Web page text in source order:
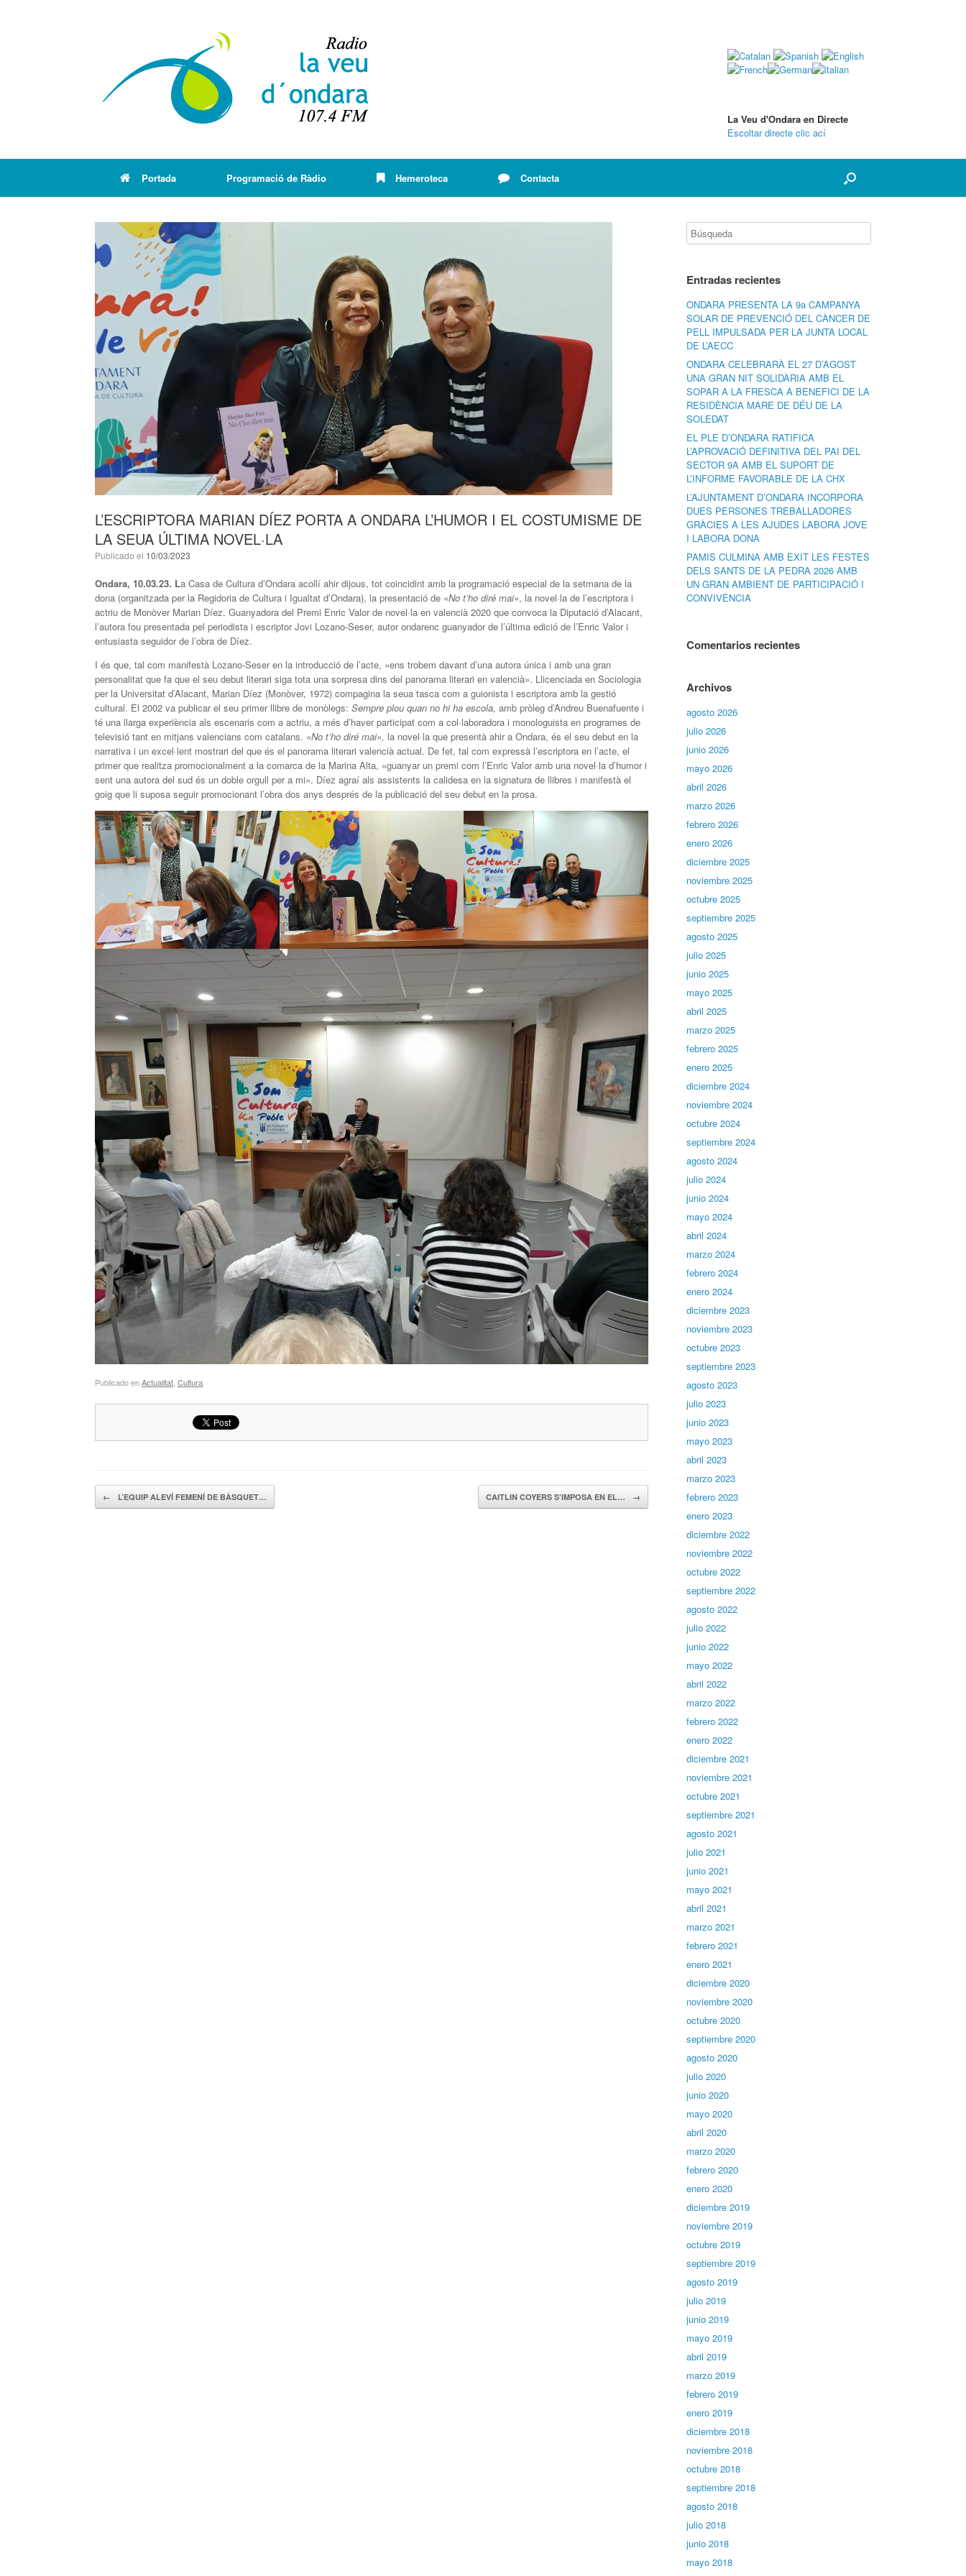
La Veu d'Ondara en Directe
Escoltar directe clic ací
Portada Programació de Ràdio Hemeroteca Contacta
L’ESCRIPTORA MARIAN DÍEZ PORTA A ONDARA L’HUMOR I EL COSTUMISME DE
LA SEUA ÚLTIMA NOVEL·LA
Publicado el 10/03/2023
Ondara, 10.03.23. La Casa de Cultura d’Ondara acollí ahir dijous, tot coincidint amb la programació especial de la setmana de la
dona (organitzada per la Regidoria de Cultura i Igualtat d’Ondara), la presentació de «No t’ho diré mai», la novel·la de l’escriptora i
actriu de Monòver Marian Díez. Guanyadora del Premi Enric Valor de novel·la en valencià 2020 que convoca la Diputació d’Alacant,
l’autora fou presentada pel periodista i escriptor Jovi Lozano-Seser, autor ondarenc guanyador de l’última edició de l’Enric Valor i
entusiasta seguidor de l’obra de Díez.
I és que, tal com manifestà Lozano-Seser en la introducció de l’acte, «ens trobem davant d’una autora única i amb una gran
personalitat que fa que el seu debut literari siga tota una sorpresa dins del panorama literari en valencià». Llicenciada en Sociologia
per la Universitat d’Alacant, Marian Díez (Monòver, 1972) compagina la seua tasca com a guionista i escriptora amb la gestió
cultural. El 2002 va publicar el seu primer llibre de monòlegs: Sempre plou quan no hi ha escola, amb pròleg d’Andreu Buenafuente i
té una llarga experiència als escenaris com a actriu, a més d’haver participat com a col·laboradora i monologuista en programes de
televisió tant en mitjans valencians com catalans. «No t’ho diré mai», la novel·la que presentà ahir a Ondara, és el seu debut en la
narrativa i un excel·lent mostrari del que és el panorama literari valencià actual. De fet, tal com expressà l’escriptora en l’acte, el
primer que realitza promocionalment a la comarca de la Marina Alta, «guanyar un premi com l’Enric Valor amb una novel·la d’humor i
sent una autora del sud és un doble orgull per a mi». Díez agraí als assistents la calidesa en la signatura de llibres i manifestà el
goig que li suposa seguir promocionant l’obra dos anys després de la publicació del seu debut en la prosa.
Publicado enActualitat, Cultura.
Navegador de artículos
← L’EQUIP ALEVÍ FEMENÍ DE BÀSQUET… CAITLIN COYERS S’IMPOSA EN EL… →
Entradas recientes
ONDARA PRESENTA LA 9a CAMPANYA
SOLAR DE PREVENCIÓ DEL CÀNCER DE
PELL IMPULSADA PER LA JUNTA LOCAL
DE L’AECC
ONDARA CELEBRARÀ EL 27 D’AGOST
UNA GRAN NIT SOLIDÀRIA AMB EL
SOPAR A LA FRESCA A BENEFICI DE LA
RESIDÈNCIA MARE DE DÉU DE LA
SOLEDAT
EL PLE D’ONDARA RATIFICA
L’APROVACIÓ DEFINITIVA DEL PAI DEL
SECTOR 9A AMB EL SUPORT DE
L’INFORME FAVORABLE DE LA CHX
L’AJUNTAMENT D’ONDARA INCORPORA
DUES PERSONES TREBALLADORES
GRÀCIES A LES AJUDES LABORA JOVE
I LABORA DONA
PAMIS CULMINA AMB ÈXIT LES FESTES
DELS SANTS DE LA PEDRA 2026 AMB
UN GRAN AMBIENT DE PARTICIPACIÓ I
CONVIVÈNCIA
Comentarios recientes
Archivos
agosto 2026
julio 2026
junio 2026
mayo 2026
abril 2026
marzo 2026
febrero 2026
enero 2026
diciembre 2025
noviembre 2025
octubre 2025
septiembre 2025
agosto 2025
julio 2025
junio 2025
mayo 2025
abril 2025
marzo 2025
febrero 2025
enero 2025
diciembre 2024
noviembre 2024
octubre 2024
septiembre 2024
agosto 2024
julio 2024
junio 2024
mayo 2024
abril 2024
marzo 2024
febrero 2024
enero 2024
diciembre 2023
noviembre 2023
octubre 2023
septiembre 2023
agosto 2023
julio 2023
junio 2023
mayo 2023
abril 2023
marzo 2023
febrero 2023
enero 2023
diciembre 2022
noviembre 2022
octubre 2022
septiembre 2022
agosto 2022
julio 2022
junio 2022
mayo 2022
abril 2022
marzo 2022
febrero 2022
enero 2022
diciembre 2021
noviembre 2021
octubre 2021
septiembre 2021
agosto 2021
julio 2021
junio 2021
mayo 2021
abril 2021
marzo 2021
febrero 2021
enero 2021
diciembre 2020
noviembre 2020
octubre 2020
septiembre 2020
agosto 2020
julio 2020
junio 2020
mayo 2020
abril 2020
marzo 2020
febrero 2020
enero 2020
diciembre 2019
noviembre 2019
octubre 2019
septiembre 2019
agosto 2019
julio 2019
junio 2019
mayo 2019
abril 2019
marzo 2019
febrero 2019
enero 2019
diciembre 2018
noviembre 2018
octubre 2018
septiembre 2018
agosto 2018
julio 2018
junio 2018
mayo 2018